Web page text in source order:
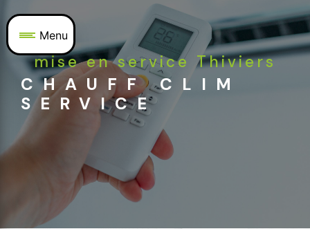
Menu
mise en service Thiviers
CHAUFF CLIM
SERVICE
Panneau de gestion des cookies